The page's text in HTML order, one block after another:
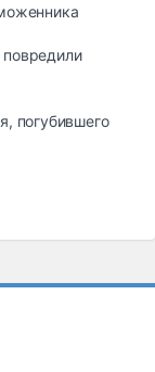
погубившего